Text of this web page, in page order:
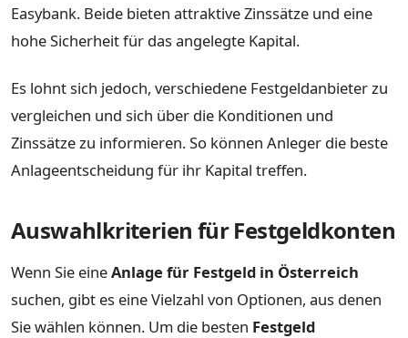
Easybank. Beide bieten attraktive Zinssätze und eine
hohe Sicherheit für das angelegte Kapital.
Es lohnt sich jedoch, verschiedene Festgeldanbieter zu
vergleichen und sich über die Konditionen und
Zinssätze zu informieren. So können Anleger die beste
Anlageentscheidung für ihr Kapital treffen.
Auswahlkriterien für Festgeldkonten
Wenn Sie eineAnlage für Festgeld in Österreich
suchen, gibt es eine Vielzahl von Optionen, aus denen
Sie wählen können. Um die besten Festgeld